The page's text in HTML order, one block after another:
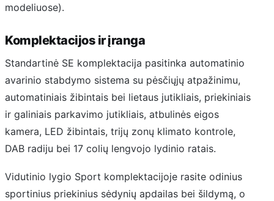
modeliuose).
Komplektacijos ir įranga
Standartinė SE komplektacija pasitinka automatinio
avarinio stabdymo sistema su pėsčiųjų atpažinimu,
automatiniais žibintais bei lietaus jutikliais, priekiniais
ir galiniais parkavimo jutikliais, atbulinės eigos
kamera, LED žibintais, trijų zonų klimato kontrole,
DAB radiju bei 17 colių lengvojo lydinio ratais.
Vidutinio lygio Sport komplektacijoje rasite odinius
sportinius priekinius sėdynių apdailas bei šildymą, o